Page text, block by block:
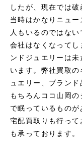
したが、現在では
当時はかなりニュ
人もいるのではない
会社はなくなって
ンドジュエリーは
います。弊社買取
ュエリー、ブランド
もちろんココ山岡
で眠っているものが
宅配買取りも行って
も承っております。